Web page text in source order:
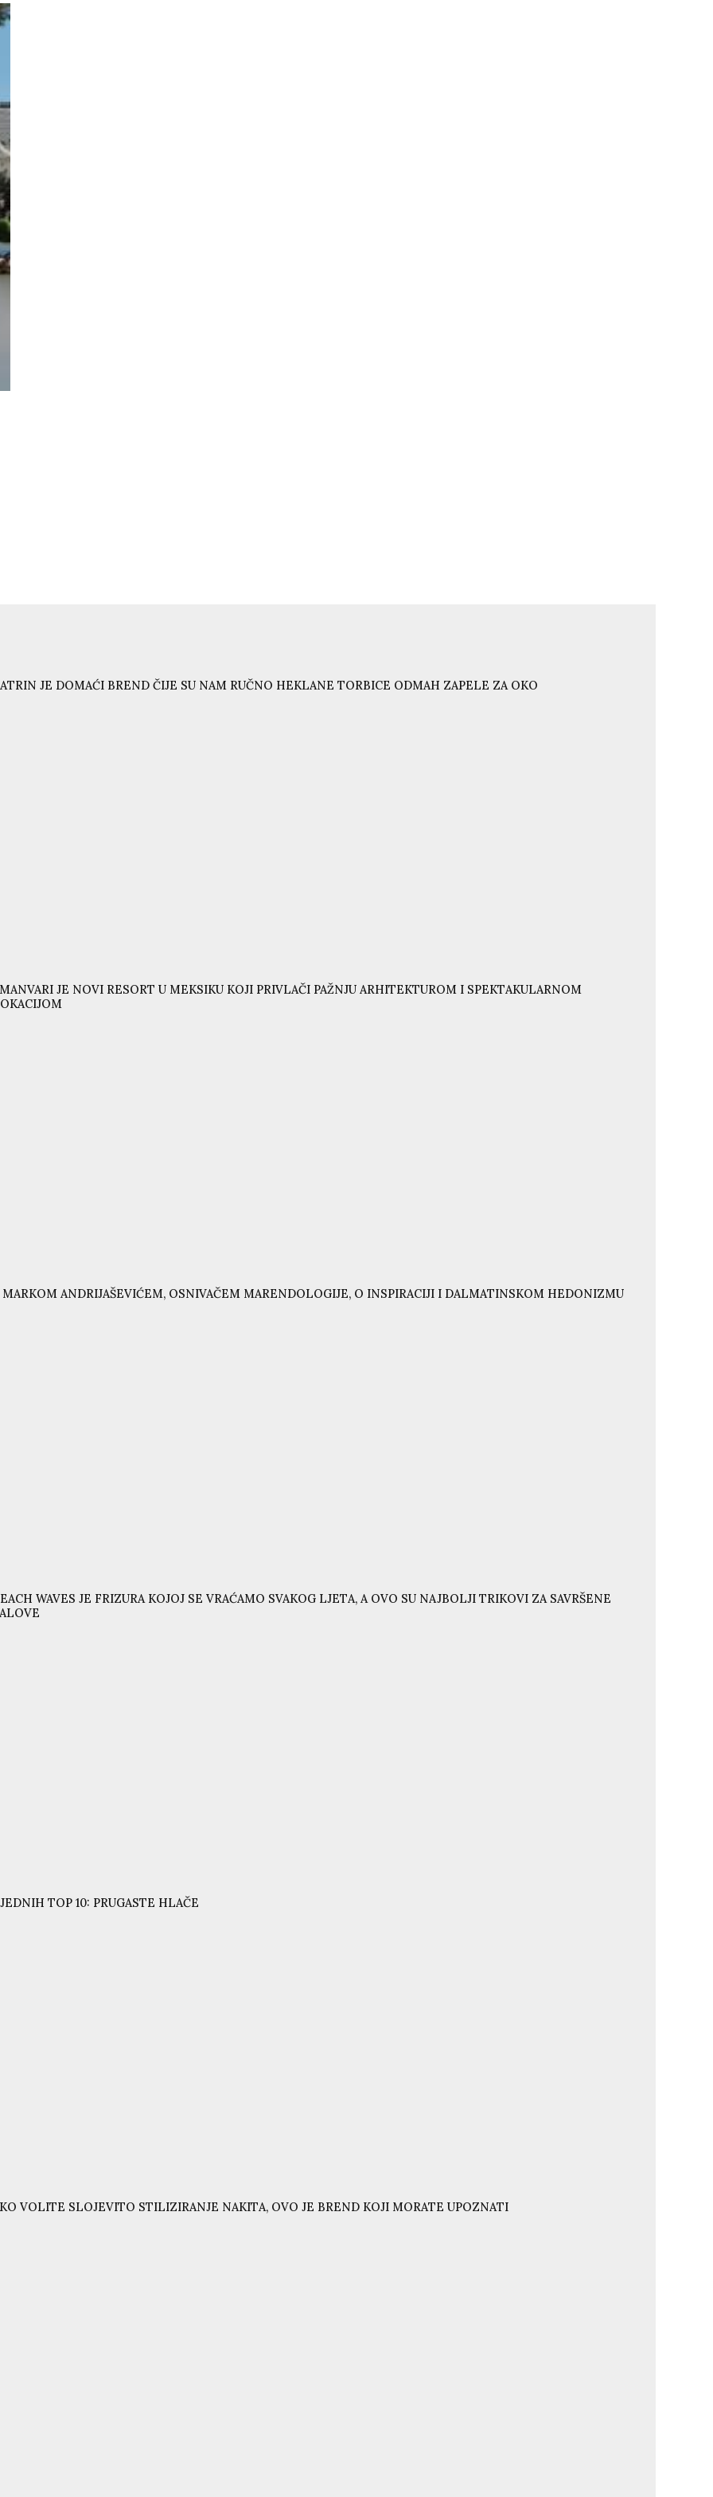
JE DOMAĆI BREND ČIJE SU NAM RUČNO HEKLANE TORBICE ODMAH ZAPELE ZA OKO
JE NOVI RESORT U MEKSIKU KOJI PRIVLAČI PAŽNJU ARHITEKTUROM I SPEKTAKULARNOM
MARKOM ANDRIJAŠEVIĆEM, OSNIVAČEM MARENDOLOGIJE, O INSPIRACIJI I DALMATINSKOM HEDONIZMU
WAVES JE FRIZURA KOJOJ SE VRAĆAMO SVAKOG LJETA, A OVO SU NAJBOLJI TRIKOVI ZA SAVRŠENE
TOP 10: PRUGASTE HLAČE
VOLITE SLOJEVITO STILIZIRANJE NAKITA, OVO JE BREND KOJI MORATE UPOZNATI